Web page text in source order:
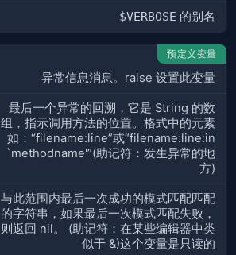
$VERBOSE 的别名
预定义变量
异常信息消息。raise 设置此变量
最后一个异常的回溯，它是 String 的数
组，指示调用方法的位置。格式中的元素
如：“filename:line”或“filename:line:in
`methodname'”(助记符：发生异常的地
方)
与此范围内最后一次成功的模式匹配匹配
的字符串，如果最后一次模式匹配失败，
则返回 nil。 (助记符：在某些编辑器中类
似于 &)这个变量是只读的